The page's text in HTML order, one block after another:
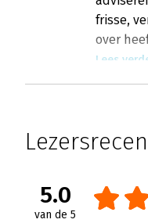
frisse,
over
Lees
5.0
van de 5